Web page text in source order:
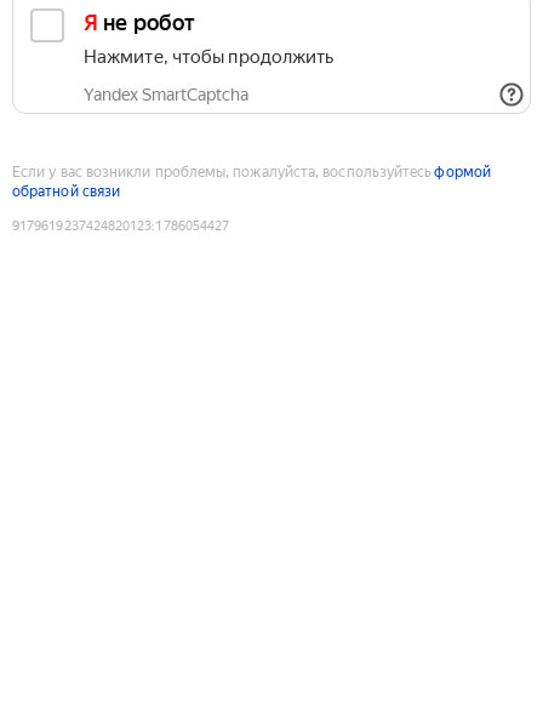
Я не робот
Нажмите, чтобы продолжить
Yandex SmartCaptcha
Если у вас возникли проблемы, пожалуйста, воспользуйтесьформой
обратной связи
9179619237424820123:1786054427